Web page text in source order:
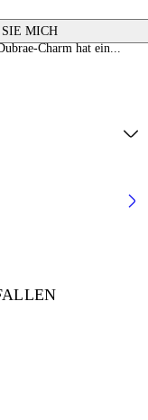
MICH in
Charm hat ein...